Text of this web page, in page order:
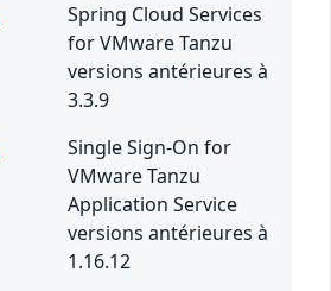
Spring Cloud Services
for VMware Tanzu
versions antérieures à
3.3.9
Single Sign-On for
VMware Tanzu
Application Service
versions antérieures à
1.16.12